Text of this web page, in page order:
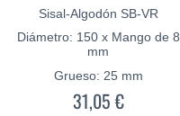
Sisal-Algodón SB-VR
Diámetro: 150 x Mango de 8
mm
Grueso: 25 mm
31,05 €